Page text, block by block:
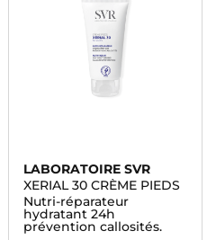
LABORATOIRE SVR
XERIAL 30 CRÈME PIEDS
Nutri-réparateur
hydratant 24h
prévention callosités.